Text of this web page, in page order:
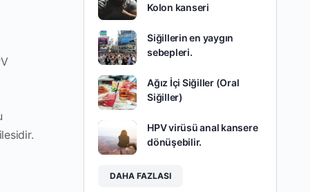
Kolon kanseri
Siğillerin en yaygın
sebepleri.
Ağız İçi Siğiller (Oral
Siğiller)
HPV virüsü anal kansere
dönüşebilir.
DAHA FAZLASI